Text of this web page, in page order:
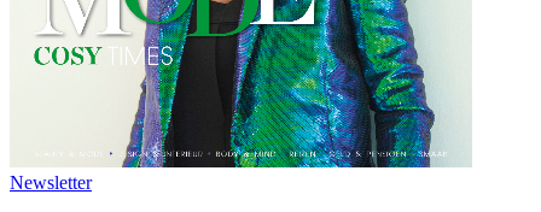
Newsletter